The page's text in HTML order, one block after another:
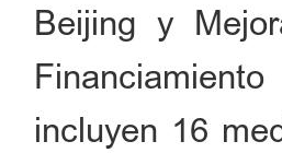
Beijing y
incluyen 16